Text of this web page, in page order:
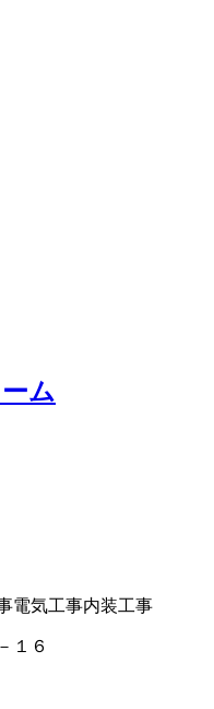
ム
電気工事内装工事
１６